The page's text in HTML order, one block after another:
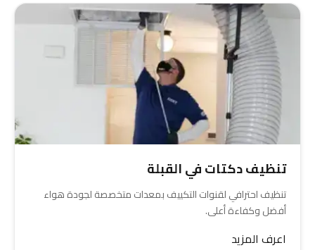
تنظيف دكتات في القبلة
تنظيف احترافي لقنوات التكييف بمعدات متخصصة لجودة هواء
أفضل وكفاءة أعلى.
اعرف المزيد